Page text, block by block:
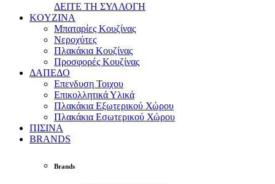
ΔΕΙΤΕ ΤΗ ΣΥΛΛΟΓΗ
KOYZINA
Μπαταρίες Κουζίνας
Νεροχύτες
Πλακάκια Κουζίνας
Προσφορές Κουζίνας
ΔΑΠΕΔΟ
Επενδυση Τοιχου
Επικολλητικά Υλικά
Πλακάκια Εξωτερικού Χώρου
Πλακάκια Εσωτερικού Χώρου
ΠΙΣΙΝΑ
BRANDS
Brands